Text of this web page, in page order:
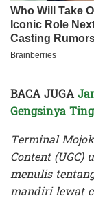
BACA JUGA
Gengsinya
Terminal
Content
menulis
mandiri lewat